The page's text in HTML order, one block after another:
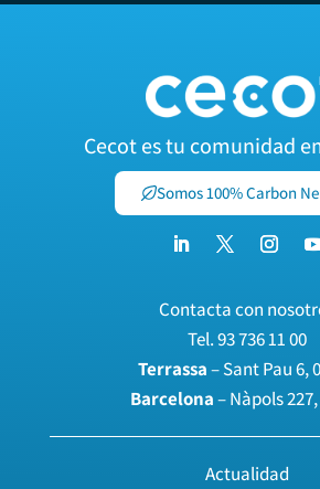
Cecot es tu comunidad
Somos 100% Carbon
Contacta con
Tel.93 736 11 00
Terrassa– Sant Pau 6,
Barcelona– Nàpols
Actualidad